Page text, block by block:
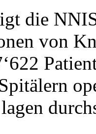
die
von